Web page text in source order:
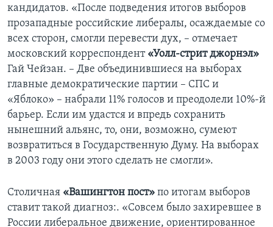
Языки
кандидатов. «После подведения итогов выборов
прозападные российские либералы, осаждаемые со
всех сторон, смогли перевести дух, – отмечает
московский корреспондент «Уолл-стрит джорнэл»
Гай Чейзан. – Две объединившиеся на выборах
главные демократические партии – СПС и
«Яблоко» – набрали 11% голосов и преодолели 10%-й
барьер. Если им удастся и впредь сохранить
нынешний альянс, то, они, возможно, сумеют
возвратиться в Государственную Думу. На выборах
в 2003 году они этого сделать не смогли».
Столичная «Вашингтон пост» по итогам выборов
ставит такой диагноз:. «Совсем было захиревшее в
России либеральное движение, ориентированное